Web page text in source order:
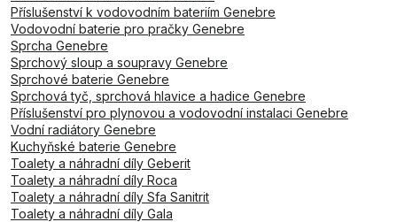
Příslušenství k vodovodním bateriím Genebre
Vodovodní baterie pro pračky Genebre
Sprcha Genebre
Sprchový sloup a soupravy Genebre
Sprchové baterie Genebre
Sprchová tyč, sprchová hlavice a hadice Genebre
Příslušenství pro plynovou a vodovodní instalaci Genebre
Vodní radiátory Genebre
Kuchyňské baterie Genebre
Toalety a náhradní díly Geberit
Toalety a náhradní díly Roca
Toalety a náhradní díly Sfa Sanitrit
Toalety a náhradní díly Gala